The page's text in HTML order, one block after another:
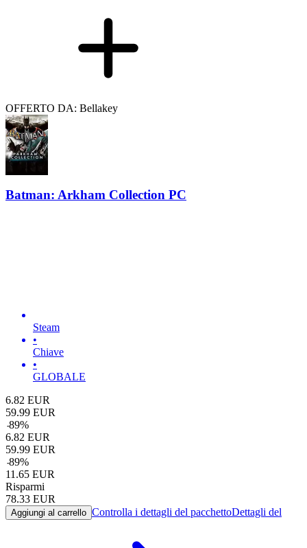
OFFERTO DA: Bellakey
Batman: Arkham Collection PC
Steam
•
Chiave
•
GLOBALE
6.82 EUR
59.99 EUR
-89%
6.82 EUR
59.99 EUR
-89%
11.65 EUR
Risparmi
78.33 EUR
Aggiungi al carrello Controlla i dettagli del pacchettoDettagli del